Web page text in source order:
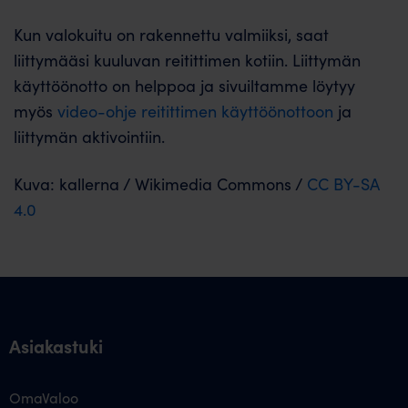
Kun valokuitu on rakennettu valmiiksi, saat
liittymääsi kuuluvan reitittimen kotiin. Liittymän
käyttöönotto on helppoa ja sivuiltamme löytyy
myös video-ohje reitittimen käyttöönottoon ja
liittymän aktivointiin.
Kuva: kallerna / Wikimedia Commons / CC BY-SA
4.0
Asiakastuki
OmaValoo